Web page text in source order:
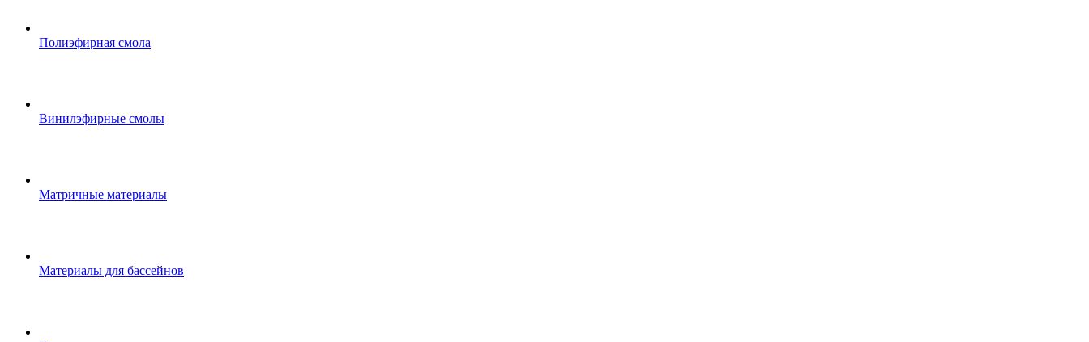
Полиэфирная смола
Винилэфирные смолы
Матричные материалы
Материалы для бассейнов